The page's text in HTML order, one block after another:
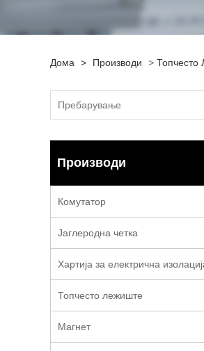
Дома > Производи > Топчесто
Производи
Комутатор
Јаглеродна четка
Хартија за електрична
Топчесто лежиште
Магнет